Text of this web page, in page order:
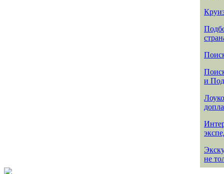
и
не